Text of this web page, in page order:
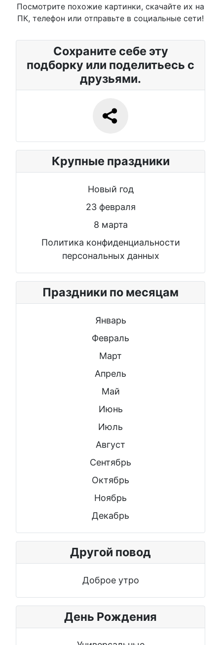
Посмотрите похожие картинки, скачайте их на
ПК, телефон или отправьте в социальные сети!
Сохраните себе эту
подборку или поделитьесь с
друзьями.
Крупные праздники
Новый год
23 февраля
8 марта
Политика конфиденциальности
персональных данных
Праздники по месяцам
Январь
Февраль
Март
Апрель
Май
Июнь
Июль
Август
Сентябрь
Октябрь
Ноябрь
Декабрь
Другой повод
Доброе утро
День Рождения